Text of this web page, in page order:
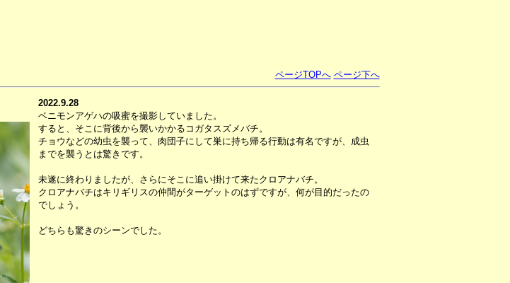
ページTOPへ ページ下へ
2022.9.28
ベニモンアゲハの吸蜜を撮影していました。
すると、そこに背後から襲いかかるコガタスズメバチ。
チョウなどの幼虫を襲って、肉団子にして巣に持ち帰る行動は有名ですが、成虫
までを襲うとは驚きです。
未遂に終わりましたが、さらにそこに追い掛けて来たクロアナバチ。
クロアナバチはキリギリスの仲間がターゲットのはずですが、何が目的だったの
でしょう。
どちらも驚きのシーンでした。